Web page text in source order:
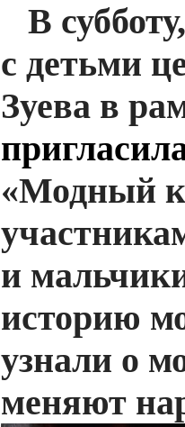
В
с детьми
Зуева в
«Модный
и
историю
узнали о
меняют